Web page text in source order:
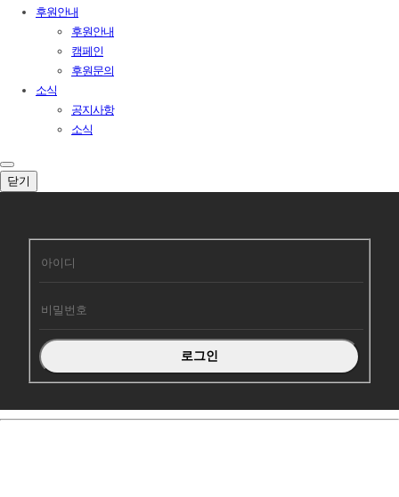
후원안내
후원안내
캠페인
후원문의
소식
공지사항
소식
닫기